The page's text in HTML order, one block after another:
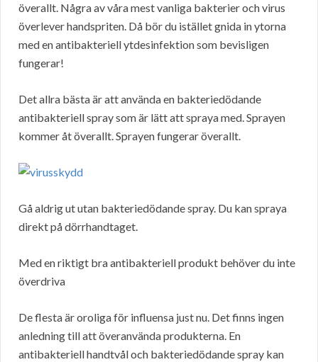
överallt. Några av våra mest vanliga bakterier och virus
överlever handspriten. Då bör du istället gnida in ytorna
med en antibakteriell ytdesinfektion som bevisligen
fungerar!
Det allra bästa är att använda en bakteriedödande
antibakteriell spray som är lätt att spraya med. Sprayen
kommer åt överallt. Sprayen fungerar överallt.
Gå aldrig ut utan bakteriedödande spray. Du kan spraya
direkt på dörrhandtaget.
Med en riktigt bra antibakteriell produkt behöver du inte
överdriva
De flesta är oroliga för influensa just nu. Det finns ingen
anledning till att överanvända produkterna. En
antibakteriell handtvål och bakteriedödande spray kan